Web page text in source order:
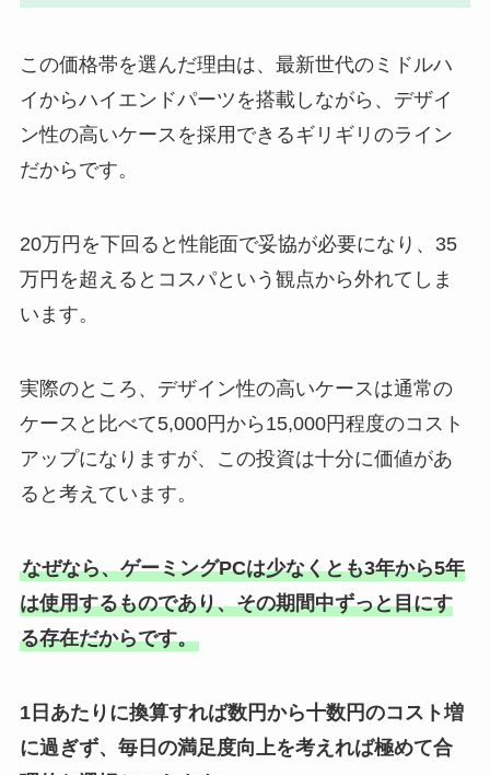
この価格帯を選んだ理由は、最新世代のミドルハ
イからハイエンドパーツを搭載しながら、デザイ
ン性の高いケースを採用できるギリギリのライン
だからです。
20万円を下回ると性能面で妥協が必要になり、35
万円を超えるとコスパという観点から外れてしま
います。
実際のところ、デザイン性の高いケースは通常の
ケースと比べて5,000円から15,000円程度のコスト
アップになりますが、この投資は十分に価値があ
ると考えています。
なぜなら、ゲーミングPCは少なくとも3年から5年
は使用するものであり、その期間中ずっと目にす
る存在だからです。
1日あたりに換算すれば数円から十数円のコスト増
に過ぎず、毎日の満足度向上を考えれば極めて合